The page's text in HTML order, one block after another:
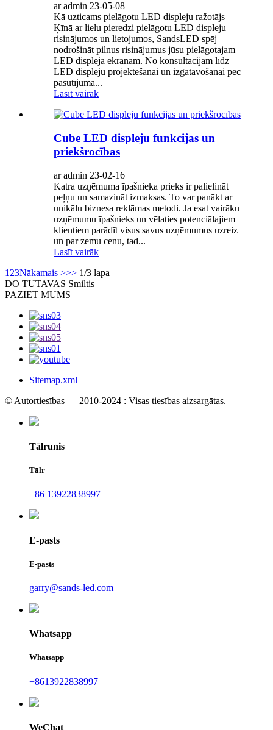
ar admin 23-05-08
Kā uzticams pielāgotu LED displeju ražotājs
Ķīnā ar lielu pieredzi pielāgotu LED displeju
risinājumos un lietojumos, SandsLED spēj
nodrošināt pilnus risinājumus jūsu pielāgotajam
LED displeja ekrānam. No konsultācijām līdz
LED displeju projektēšanai un izgatavošanai pēc
pasūtījuma...
Lasīt vairāk
Cube LED displeju funkcijas un
priekšrocības
ar admin 23-02-16
Katra uzņēmuma īpašnieka prieks ir palielināt
peļņu un samazināt izmaksas. To var panākt ar
unikālu biznesa reklāmas metodi. Ja esat vairāku
uzņēmumu īpašnieks un vēlaties potenciālajiem
klientiem parādīt visus savus uzņēmumus uzreiz
un par zemu cenu, tad...
Lasīt vairāk
1 23Nākamais >>> 1/3 lapa
DO TUTAVAS Smiltis
PAZIET MUMS
Sitemap.xml
© Autortiesības — 2010-2024 : Visas tiesības aizsargātas.
Tālrunis
Tālr
+86 13922838997
E-pasts
E-pasts
garry@sands-led.com
Whatsapp
Whatsapp
+8613922838997
WeChat